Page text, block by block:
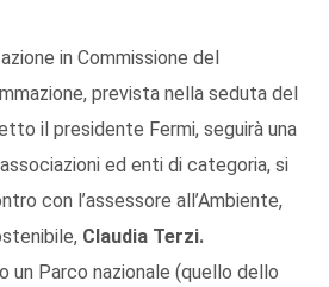
in Commissione del
prevista nella seduta del
il presidente Fermi, seguirà una
ed enti di categoria, si
con l’assessore all’Ambiente,
Claudia Terzi.
un Parco nazionale (quello dello